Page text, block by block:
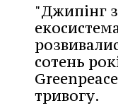
"Джипінг
сотень
тривогу.